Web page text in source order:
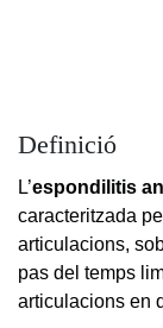
Definició
L’espondilitis
caracteritzada
articulacions,
pas del temps
articulacions en